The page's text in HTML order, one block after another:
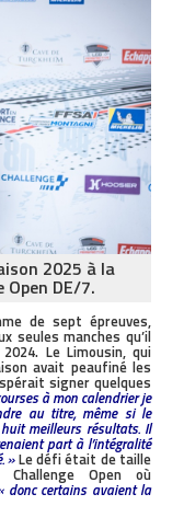
2025 à la
Open DE/7.
de sept épreuves,
seules manches qu’il
Le Limousin, qui
avait peaufiné les
signer quelques
à mon calendrier je
au titre, même si le
meilleurs résultats. Il
part à l’intégralité
»Le défi était de taille
Open où
donc certains avaient la